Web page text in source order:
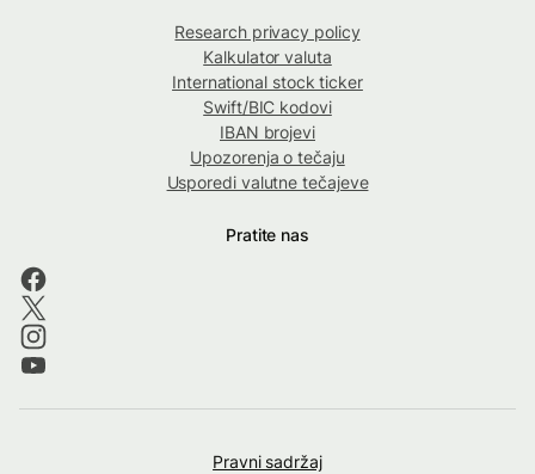
Research privacy policy
Kalkulator valuta
International stock ticker
Swift/BIC kodovi
IBAN brojevi
Upozorenja o tečaju
Usporedi valutne tečajeve
Pratite nas
Pravni sadržaj